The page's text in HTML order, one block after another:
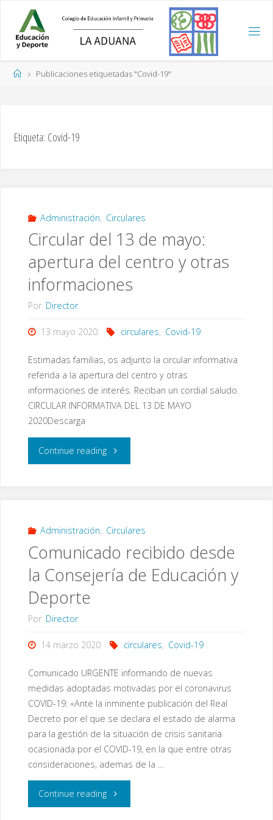
contenido
PáginaPublicaciones etiquetadas "Covid-19"
Etiqueta: Covid-19
Administración, Circulares
Circular del 13 de mayo:
apertura del centro y otras
informaciones
Por Director
13 mayo 2020 circulares, Covid-19
Estimadas familias, os adjunto la circular informativa
referida a la apertura del centro y otras
informaciones de interés. Reciban un cordial saludo.
CIRCULAR INFORMATIVA DEL 13 DE MAYO
2020Descarga
Continue reading"Circular
de
mayo:
apertura
otras
informaciones"
Administración, Circulares
Comunicado recibido desde
la Consejería de Educación y
Deporte
Por Director
14 marzo 2020 circulares, Covid-19
Comunicado URGENTE informando de nuevas
medidas adoptadas motivadas por el coronavirus
COVID-19: «Ante la inminente publicación del Real
Decreto por el que se declara el estado de alarma
para la gestión de la situación de crisis sanitaria
ocasionada por el COVID-19, en la que entre otras
consideraciones, ademas de la …
Continue reading"Comunicado